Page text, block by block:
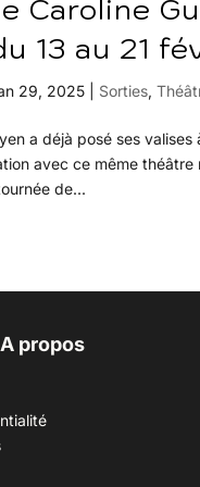
Caroline
13 au 21
29, 2025 Sorties,
a déjà posé ses
avec ce même théâtre
de...
A propos